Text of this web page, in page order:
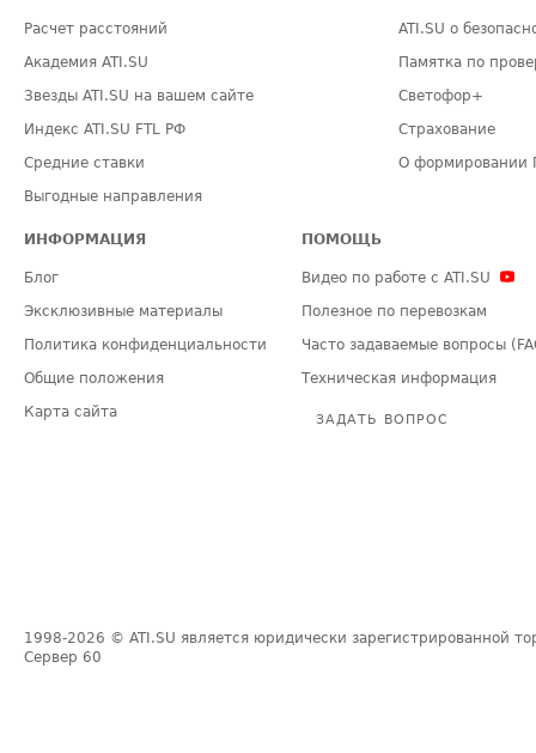
Расчет расстояний
Академия ATI.SU
Звезды ATI.SU на вашем сайте
Индекс ATI.SU FTL РФ
Средние ставки
Выгодные направления
ATI.SU о
Памятка по
Светофор+
Страхование
О формировании
ИНФОРМАЦИЯ
Блог
Эксклюзивные материалы
Политика конфиденциальности
Общие положения
Карта сайта
ПОМОЩЬ
Видео по работе с ATI.SU
Полезное по перевозкам
Часто задаваемые вопросы
Техническая информация
ЗАДАТЬ ВОПРОС
1998-2026 © ATI.SU является юридически зарегистрированной
Сервер 60